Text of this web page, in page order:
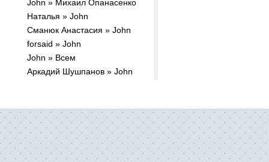
John » Михаил Опанасенко
Наталья » John
Сманюк Анастасия » John
forsaid » John
John » Всем
Аркадий Шушпанов » John